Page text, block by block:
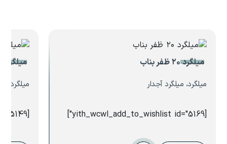
میلگرد ۲۰ ظفر بناب
میلگرد، میلگرد آجدار
[yith_wcwl_add_to_wishlist id="5169"]
میلگرد ساده ۳۴ تا
میلگرد،
[yith_wcwl_add_to_wishlist id="5149"]